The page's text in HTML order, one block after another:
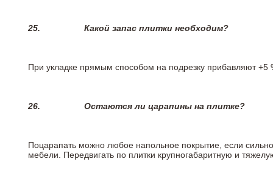
25. Какой запас плитки необходим?
При укладке прямым способом на подрезку прибавляют +5
26. Остаются ли царапины на плитке?
Поцарапать можно любое напольное покрытие, если
мебели. Передвигать по плитки крупногабаритную и